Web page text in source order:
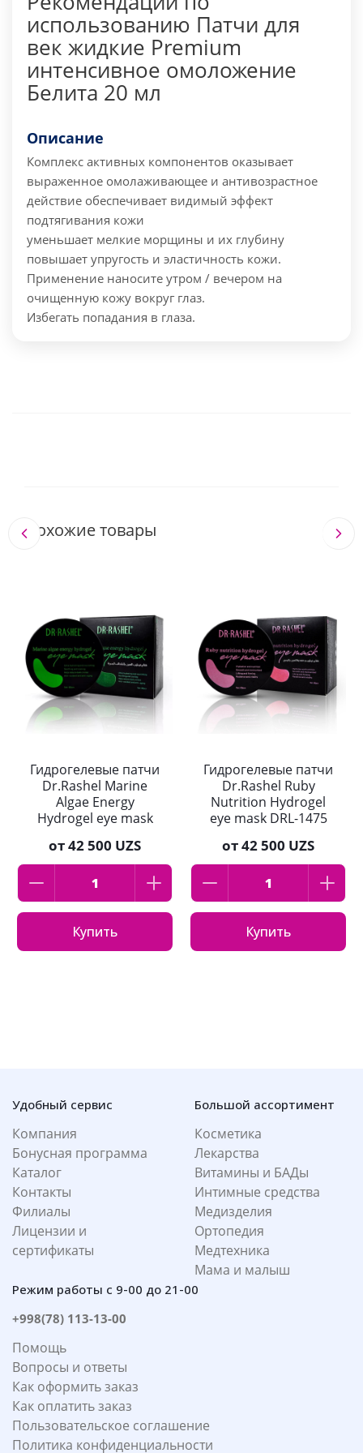
использованию Патчи для
век жидкие Premium
интенсивное омоложение
Белита 20 мл
Описание
Комплекс активных компонентов оказывает
выраженное омолаживающее и антивозрастное
действие обеспечивает видимый эффект
подтягивания кожи
уменьшает мелкие морщины и их глубину
повышает упругость и эластичность кожи.
Применение наносите утром / вечером на
очищенную кожу вокруг глаз.
Избегать попадания в глаза.
Похожие товары
Гидрогелевые патчи
Dr.Rashel Marine
Algae Energy
Hydrogel eye mask
от42 500 UZS
Купить
Гидрогелевые патчи
Dr.Rashel Ruby
Nutrition Hydrogel
eye mask DRL-1475
от42 500 UZS
Купить
Удобный сервис
Компания
Бонусная программа
Каталог
Контакты
Филиалы
Лицензии и
сертификаты
Большой ассортимент
Косметика
Лекарства
Витамины и БАДы
Интимные средства
Медизделия
Ортопедия
Медтехника
Мама и малыш
Режим работы с 9-00 до 21-00
+998(78) 113-13-00
Помощь
Вопросы и ответы
Как оформить заказ
Как оплатить заказ
Пользовательское соглашение
Политика конфиденциальности